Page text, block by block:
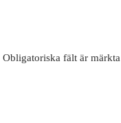
Obligatoriska fält är märkta